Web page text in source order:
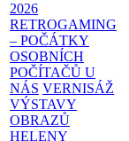
2026
RETROGAMING
– POČÁTKY
OSOBNÍCH
POČÍTAČŮ U
NÁS VERNISÁŽ
VÝSTAVY
OBRAZŮ
HELENY